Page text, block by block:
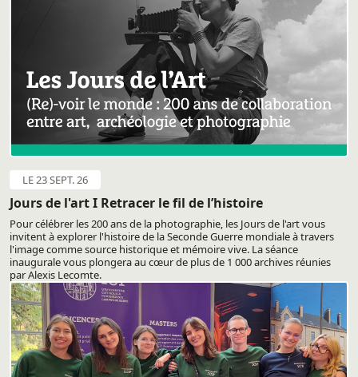
LE 23 SEPT. 26
Jours de l'art I Retracer le fil de l’histoire
Pour célébrer les 200 ans de la photographie, les Jours de l'art vous
invitent à explorer l'histoire de la Seconde Guerre mondiale à travers
l'image comme source historique et mémoire vive. La séance
inaugurale vous plongera au cœur de plus de 1 000 archives réunies
par Alexis Lecomte.